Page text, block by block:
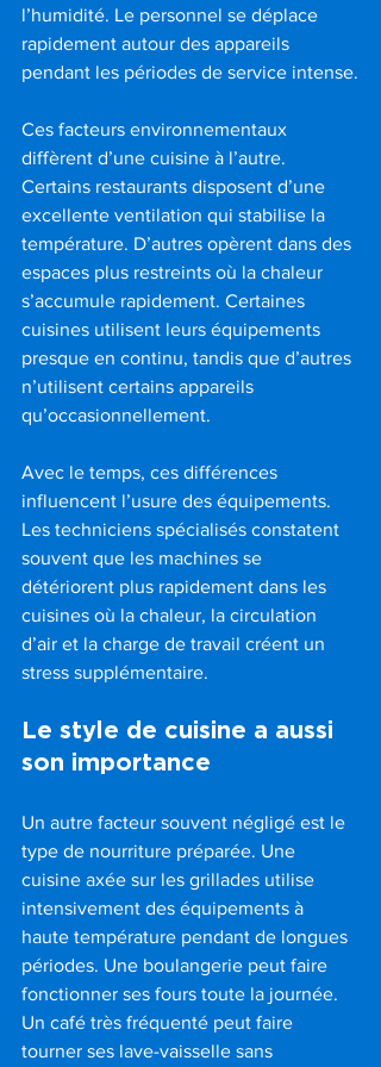
l’humidité. Le personnel se déplace
rapidement autour des appareils
pendant les périodes de service intense.
Ces facteurs environnementaux
diffèrent d’une cuisine à l’autre.
Certains restaurants disposent d’une
excellente ventilation qui stabilise la
température. D’autres opèrent dans des
espaces plus restreints où la chaleur
s’accumule rapidement. Certaines
cuisines utilisent leurs équipements
presque en continu, tandis que d’autres
n’utilisent certains appareils
qu’occasionnellement.
Avec le temps, ces différences
influencent l’usure des équipements.
Les techniciens spécialisés constatent
souvent que les machines se
détériorent plus rapidement dans les
cuisines où la chaleur, la circulation
d’air et la charge de travail créent un
stress supplémentaire.
Le style de cuisine a aussi
son importance
Un autre facteur souvent négligé est le
type de nourriture préparée. Une
cuisine axée sur les grillades utilise
intensivement des équipements à
haute température pendant de longues
périodes. Une boulangerie peut faire
fonctionner ses fours toute la journée.
Un café très fréquenté peut faire
tourner ses lave-vaisselle sans